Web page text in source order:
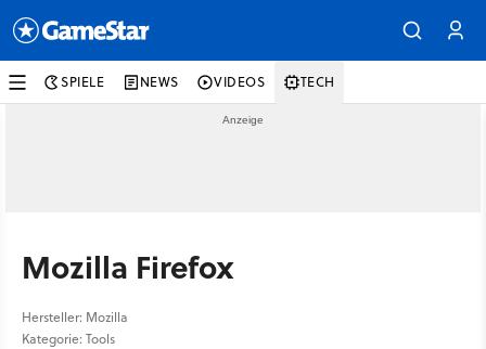
SPIELE NEWS VIDEOS TECH
Mozilla Firefox
Hersteller: Mozilla
Kategorie: Tools